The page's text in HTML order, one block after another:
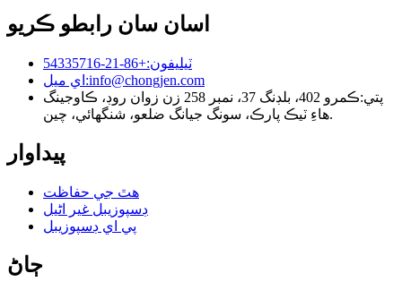
اسان سان رابطو ڪريو
ٽيليفون:+86-21-54335716
اي ميل:info@chongjen.com
پتي:
ڪمرو 402، بلڊنگ 37، نمبر 258 زن زوان روڊ، ڪاوجينگ
هاءِ ٽيڪ پارڪ، سونگ جيانگ ضلعو، شنگھائي، چين.
پيداوار
هٿ جي حفاظت
ڊسپوزيبل غير اڻيل
پي اي ڊسپوزيبل
ڄاڻ